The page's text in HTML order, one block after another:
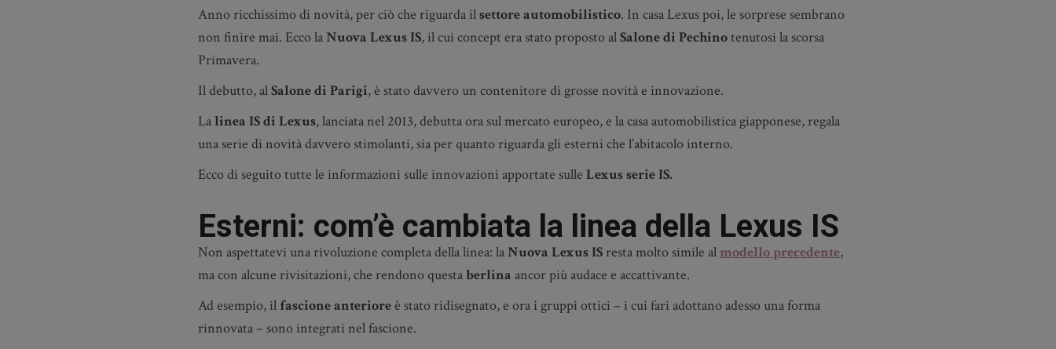
Anno ricchissimo di novità, per ciò che riguarda ilsettore automobilistico. In casa Lexus poi, le sorprese sembrano
non finire mai. Ecco laNuova Lexus IS, il cui concept era stato proposto alSalone di Pechinotenutosi la scorsa
Primavera.
Il debutto, alSalone di Parigi, è stato davvero un contenitore di grosse novità e innovazione.
Lalinea IS di Lexus, lanciata nel 2013, debutta ora sul mercato europeo, e la casa automobilistica giapponese, regala
una serie di novità davvero stimolanti, sia per quanto riguarda gli esterni che l’abitacolo interno.
Ecco di seguito tutte le informazioni sulle innovazioni apportate sulle Lexus serie IS.
Esterni: com’è cambiata la linea della Lexus IS
Non aspettatevi una rivoluzione completa della linea: laNuova Lexus IS resta molto simile al modello precedente,
ma con alcune rivisitazioni, che rendono questaberlina ancor più audace e accattivante.
Ad esempio, il fascione anterioreè stato ridisegnato, e ora i gruppi ottici – i cui fari adottano adesso una forma
rinnovata – sono integrati nel fascione.